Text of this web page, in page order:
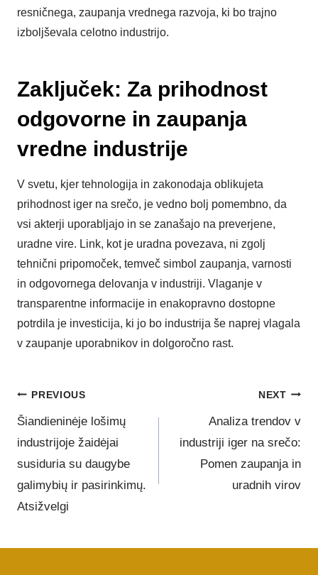
resničnega, zaupanja vrednega razvoja, ki bo trajno
izboljševala celotno industrijo.
Zaključek: Za prihodnost
odgovorne in zaupanja
vredne industrije
V svetu, kjer tehnologija in zakonodaja oblikujeta
prihodnost iger na srečo, je vedno bolj pomembno, da
vsi akterji uporabljajo in se zanašajo na preverjene,
uradne vire. Link, kot je uradna povezava, ni zgolj
tehnični pripomoček, temveč simbol zaupanja, varnosti
in odgovornega delovanja v industriji. Vlaganje v
transparentne informacije in enakopravno dostopne
potrdila je investicija, ki jo bo industrija še naprej vlagala
v zaupanje uporabnikov in dolgoročno rast.
PREVIOUS
Šiandieninėje lošimų
industrijoje žaidėjai
susiduria su daugybe
galimybių ir pasirinkimų.
Atsižvelgi
NEXT
Analiza trendov v
industriji iger na srečo:
Pomen zaupanja in
uradnih virov